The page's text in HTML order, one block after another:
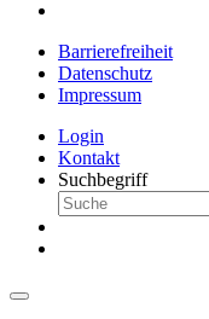
Barrierefreiheit
Datenschutz
Impressum
Login
Kontakt
Suchbegriff